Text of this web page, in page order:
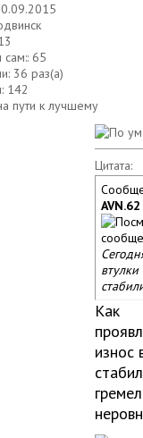
65
36 раз(а)
142
Цитата:
AVN.62
втулки
Как
износ